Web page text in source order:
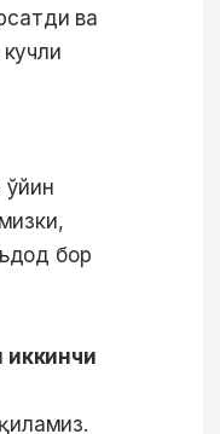
ва
ўйин
бор
иккинчи